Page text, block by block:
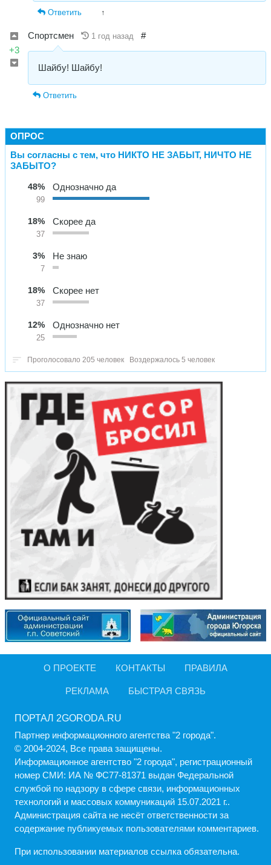
Ответить ↑
+3
Спортсмен 1 год назад #
Шайбу! Шайбу!
Ответить
ОПРОС
Вы согласны с тем, что НИКТО НЕ ЗАБЫТ, НИЧТО НЕ
ЗАБЫТО?
48%
99
Однозначно да
18%
37
Скорее да
3%
7
Не знаю
18%
37
Скорее нет
12%
25
Однозначно нет
Проголосовало 205 человек Воздержалось 5 человек
О ПРОЕКТЕ КОНТАКТЫ ПРАВИЛА
РЕКЛАМА БЫСТРАЯ СВЯЗЬ
ПОРТАЛ 2GORODA.RU
Партнер информационного агентства "2 города".
© 2004-2024, Все права защищены.
Информационное агентство "2 города", регистрационный
номер СМИ: ИА № ФС77-81371 выдан Федеральной
службой по надзору в сфере связи, информационных
технологий и массовых коммуникаций 15.07.2021 г..
Администрация cайта не несёт ответственности за
содержание публикуемых пользователями комментариев.
При использовании материалов ссылка обязательна.